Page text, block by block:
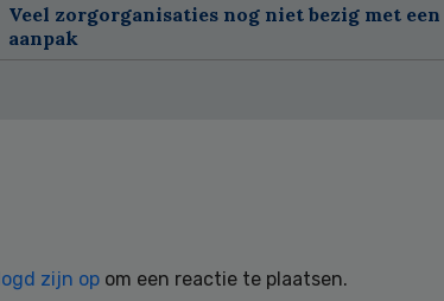
Veel zorgorganisaties nog niet bezig met
aanpak
zijn op om een reactie te plaatsen.